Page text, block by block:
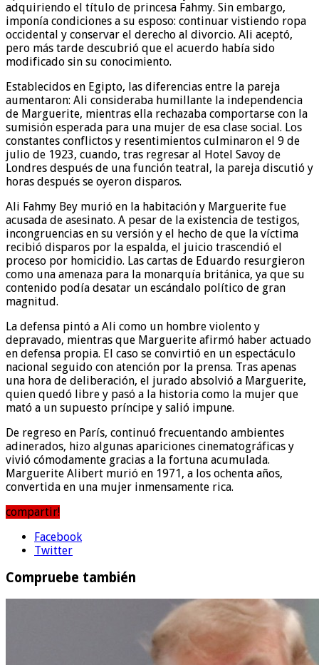
adquiriendo el título de princesa Fahmy. Sin embargo,
imponía condiciones a su esposo: continuar vistiendo ropa
occidental y conservar el derecho al divorcio. Ali aceptó,
pero más tarde descubrió que el acuerdo había sido
modificado sin su conocimiento.
Establecidos en Egipto, las diferencias entre la pareja
aumentaron: Ali consideraba humillante la independencia
de Marguerite, mientras ella rechazaba comportarse con la
sumisión esperada para una mujer de esa clase social. Los
constantes conflictos y resentimientos culminaron el 9 de
julio de 1923, cuando, tras regresar al Hotel Savoy de
Londres después de una función teatral, la pareja discutió y
horas después se oyeron disparos.
Ali Fahmy Bey murió en la habitación y Marguerite fue
acusada de asesinato. A pesar de la existencia de testigos,
incongruencias en su versión y el hecho de que la víctima
recibió disparos por la espalda, el juicio trascendió el
proceso por homicidio. Las cartas de Eduardo resurgieron
como una amenaza para la monarquía británica, ya que su
contenido podía desatar un escándalo político de gran
magnitud.
La defensa pintó a Ali como un hombre violento y
depravado, mientras que Marguerite afirmó haber actuado
en defensa propia. El caso se convirtió en un espectáculo
nacional seguido con atención por la prensa. Tras apenas
una hora de deliberación, el jurado absolvió a Marguerite,
quien quedó libre y pasó a la historia como la mujer que
mató a un supuesto príncipe y salió impune.
De regreso en París, continuó frecuentando ambientes
adinerados, hizo algunas apariciones cinematográficas y
vivió cómodamente gracias a la fortuna acumulada.
Marguerite Alibert murió en 1971, a los ochenta años,
convertida en una mujer inmensamente rica.
compartir!
Facebook
Twitter
Compruebe también